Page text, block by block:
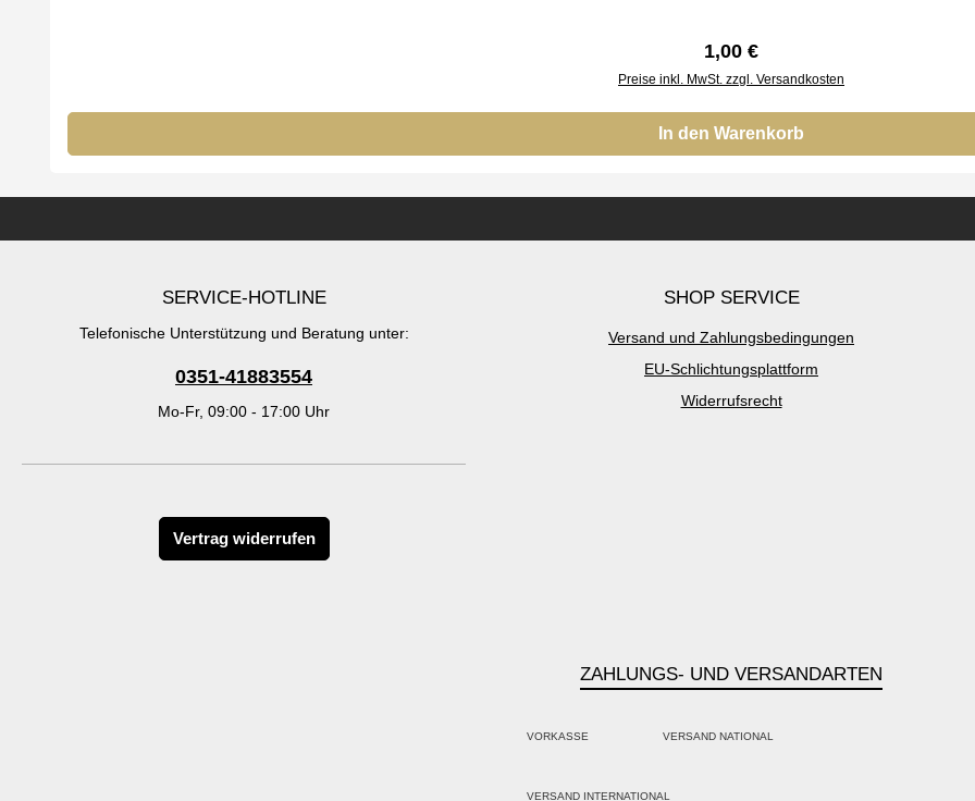
Regulärer Preis:
1,00 €
Preise inkl. MwSt. zzgl. Versandkosten
In den Warenkorb
SERVICE-HOTLINE
Telefonische Unterstützung und Beratung unter:
0351-41883554
Mo-Fr, 09:00 - 17:00 Uhr
Vertrag widerrufen
SHOP SERVICE
Versand und Zahlungsbedingungen
EU-Schlichtungsplattform
Widerrufsrecht
ZAHLUNGS- UND VERSANDARTEN
VORKASSE VERSAND NATIONAL
VERSAND INTERNATIONAL